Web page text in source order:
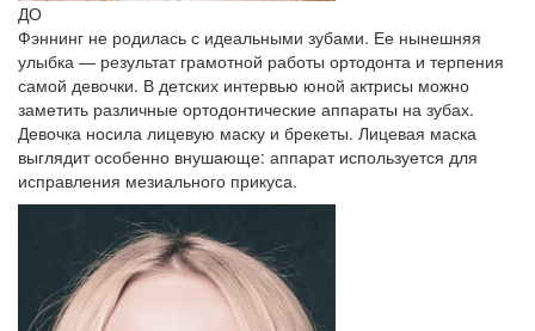
ДО
Фэннинг не родилась с идеальными зубами. Ее нынешняя
улыбка — результат грамотной работы ортодонта и терпения
самой девочки. В детских интервью юной актрисы можно
заметить различные ортодонтические аппараты на зубах.
Девочка носила лицевую маску и брекеты. Лицевая маска
выглядит особенно внушающе: аппарат используется для
исправления мезиального прикуса.